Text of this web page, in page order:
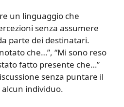
un linguaggio che
senza assumere
parte dei destinatari.
che…”, “Mi sono reso
fatto presente che…”
senza puntare il
individuo.